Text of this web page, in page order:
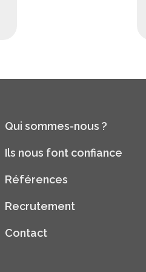
Qui sommes-nous ?
Ils nous font confiance
Références
Recrutement
Contact